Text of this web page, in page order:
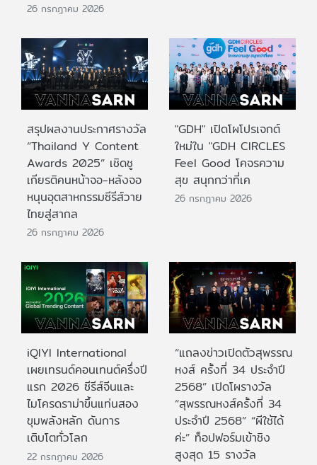
26 กรกฎาคม 2026
สรุปผลงานประกาศรางวัล
“Thailand Y Content
Awards 2025” เชิดชู
เกียรติคนหน้าจอ-หลังจอ
หนุนอุตสาหกรรมซีรีส์วาย
ไทยสู่สากล
26 กรกฎาคม 2026
"GDH" เปิดโผโปรเจกต์
ใหม่ใน "GDH CIRCLES
Feel Good โคจรความ
สุข สนุกกว่าที่เค
26 กรกฎาคม 2026
iQIYI International
เผยเทรนด์คอนเทนต์ครึ่งปี
แรก 2026 ซีรีส์จีนและ
ไมโครดราม่าขึ้นแท่นสอง
ขุมพลังหลัก ดันการ
เติบโตทั่วโลก
22 กรกฎาคม 2026
“แถลงข่าวเปิดตัวสุพรรณ
หงส์ ครั้งที่ 34 ประจำปี
2568” เปิดโผรางวัล
“สุพรรณหงส์ครั้งที่ 34
ประจำปี 2568” “ผีใช้ได้
ค่ะ” ท็อปฟอร์มเข้าชิง
สูงสุด 15 รางวัล